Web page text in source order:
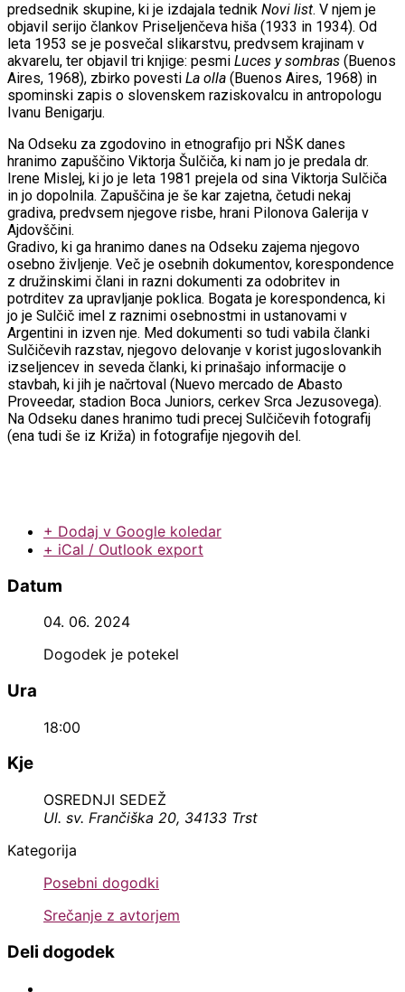
predsednik skupine, ki je izdajala tednik Novi list. V njem je
objavil serijo člankov Priseljenčeva hiša (1933 in 1934). Od
leta 1953 se je posvečal slikarstvu, predvsem krajinam v
akvarelu, ter objavil tri knjige: pesmi Luces y sombras (Buenos
Aires, 1968), zbirko povesti La olla (Buenos Aires, 1968) in
spominski zapis o slovenskem raziskovalcu in antropologu
Ivanu Benigarju.
Na Odseku za zgodovino in etnografijo pri NŠK danes
hranimo zapuščino Viktorja Šulčiča, ki nam jo je predala dr.
Irene Mislej, ki jo je leta 1981 prejela od sina Viktorja Sulčiča
in jo dopolnila. Zapuščina je še kar zajetna, četudi nekaj
gradiva, predvsem njegove risbe, hrani Pilonova Galerija v
Ajdovščini.
Gradivo, ki ga hranimo danes na Odseku zajema njegovo
osebno življenje. Več je osebnih dokumentov, korespondence
z družinskimi člani in razni dokumenti za odobritev in
potrditev za upravljanje poklica. Bogata je korespondenca, ki
jo je Sulčič imel z raznimi osebnostmi in ustanovami v
Argentini in izven nje. Med dokumenti so tudi vabila članki
Sulčičevih razstav, njegovo delovanje v korist jugoslovankih
izseljencev in seveda članki, ki prinašajo informacije o
stavbah, ki jih je načrtoval (Nuevo mercado de Abasto
Proveedar, stadion Boca Juniors, cerkev Srca Jezusovega).
Na Odseku danes hranimo tudi precej Sulčičevih fotografij
(ena tudi še iz Križa) in fotografije njegovih del.
+ Dodaj v Google koledar
+ iCal / Outlook export
Datum
04. 06. 2024
Dogodek je potekel
Ura
18:00
Kje
OSREDNJI SEDEŽ
Ul. sv. Frančiška 20, 34133 Trst
Kategorija
Posebni dogodki
Srečanje z avtorjem
Deli dogodek